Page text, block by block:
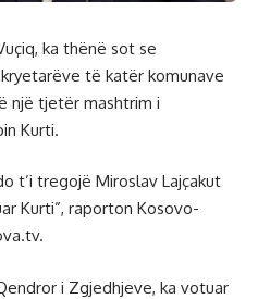
ka thënë sot se
të katër komunave
një tjetër mashtrim i
Kurti.
t’i tregojë Miroslav Lajçakut
Kurti”, raporton Kosovo-
i Zgjedhjeve, ka votuar